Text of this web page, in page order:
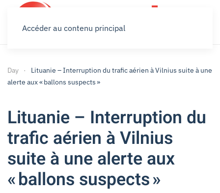
Accéder au contenu principal
Day
Lituanie – Interruption du trafic aérien à Vilnius suite à une
alerte aux « ballons suspects »
Lituanie – Interruption du
trafic aérien à Vilnius
suite à une alerte aux
« ballons suspects »